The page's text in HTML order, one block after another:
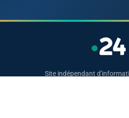
Site indépendant